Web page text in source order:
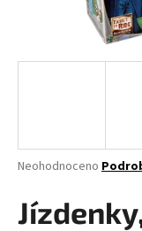
Průměrné
produktu
je
Neohodnoceno
í